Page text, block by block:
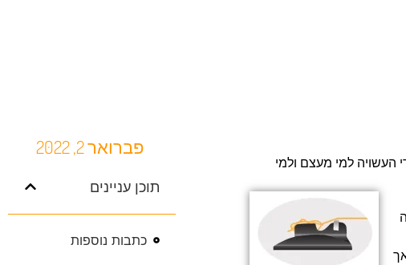
פברואר 2, 2022
תוכן עניינים
כתבות נוספות
חדשה ועדין לא נגענו בגשר לצורך הנמכת האקשן – אין בעיה. זווית הלחיצה של המיתר על הגשר חדה והמיתר נצמד היטב. אך